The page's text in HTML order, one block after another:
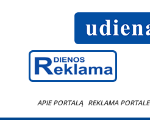
APIE PORTALĄ REKLAMA PORTALE